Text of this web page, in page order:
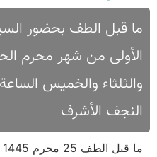
ما قبل الطف بحضور
النجف الأشرف